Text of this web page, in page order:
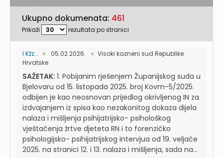
Ukupno dokumenata: 461
Prikaži rezultata po stranici
I Kžz... 05.02.2026.
Visoki kazneni sud Republike
Hrvatske
SAŽETAK: 1. Pobijanim rješenjem Županijskog suda u
Bjelovaru od 15. listopada 2025. broj Kovm-5/2025.
odbijen je kao neosnovan prijedlog okrivljenog IN za
izdvajanjem iz spisa kao nezakonitog dokaza dijela
nalaza i mišljenja psihijatrijsko- psihološkog
vještačenja žrtve djeteta RN i to forenzičko
psihologijsko- psihijatrijskog intervjua od 19. veljače
2025. na stranici 12. i 13. nalaza i mišljenja, sada na...